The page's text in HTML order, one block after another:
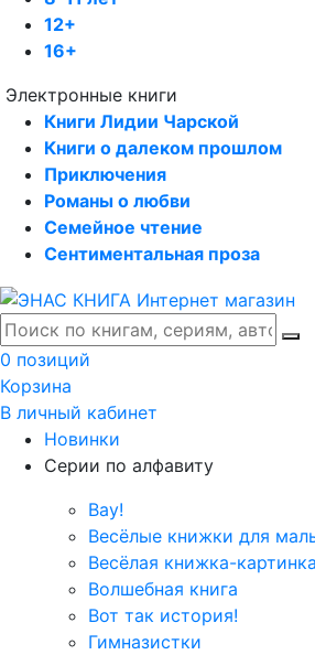
12+
16+
Электронные книги
Книги Лидии Чарской
Книги о далеком прошлом
Приключения
Романы о любви
Семейное чтение
Сентиментальная проза
0 позиций
Корзина
В личный кабинет
Новинки
Серии по алфавиту
Вау!
Весёлые книжки для
Весёлая книжка-
Волшебная книга
Вот так история!
Гимназистки